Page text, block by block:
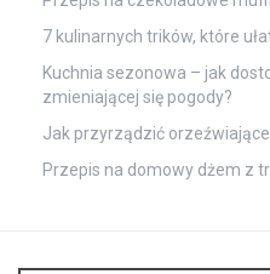
7 kulinarnych trików, które
Kuchnia sezonowa – jak
zmieniającej się pogody?
Jak przyrządzić
Przepis na domowy dżem z